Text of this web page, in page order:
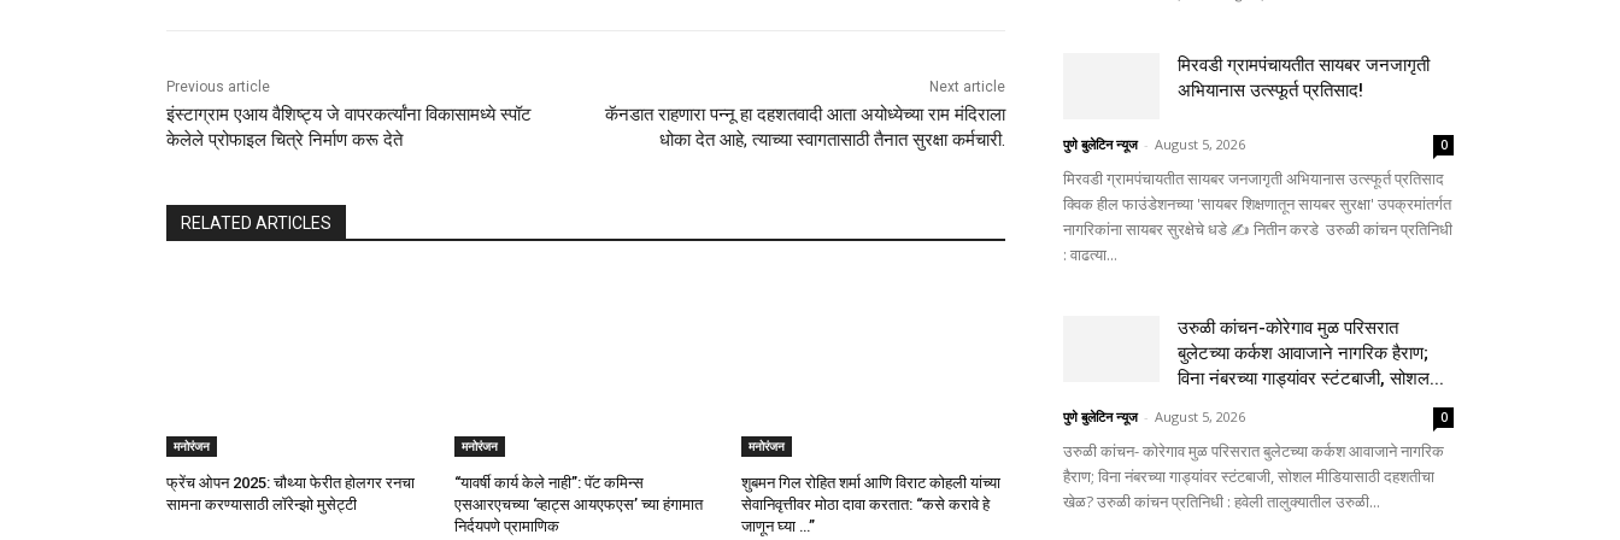
Previous article
इंस्टाग्राम एआय वैशिष्ट्य जे वापरकर्त्यांना विकासामध्ये स्पॉट
केलेले प्रोफाइल चित्रे निर्माण करू देते
Next article
कॅनडात राहणारा पन्नू हा दहशतवादी आता अयोध्येच्या राम मंदिराला
धोका देत आहे, त्याच्या स्वागतासाठी तैनात सुरक्षा कर्मचारी.
RELATED ARTICLES
मनोरंजन
फ्रेंच ओपन 2025: चौथ्या फेरीत होलगर रनचा
सामना करण्यासाठी लॉरेन्झो मुसेट्टी
मनोरंजन
“यावर्षी कार्य केले नाही”: पॅट कमिन्स
एसआरएचच्या ‘व्हाट्स आयएफएस’ च्या हंगामात
निर्दयपणे प्रामाणिक
मनोरंजन
शुबमन गिल रोहित शर्मा आणि विराट कोहली यांच्या
सेवानिवृत्तीवर मोठा दावा करतात: “कसे करावे हे
जाणून घ्या …”
मिरवडी ग्रामपंचायतीत सायबर जनजागृती
अभियानास उत्स्फूर्त प्रतिसाद!
पुणे बुलेटिन न्यूज - August 5, 2026 0
मिरवडी ग्रामपंचायतीत सायबर जनजागृती अभियानास उत्स्फूर्त प्रतिसाद
क्विक हील फाउंडेशनच्या 'सायबर शिक्षणातून सायबर सुरक्षा' उपक्रमांतर्गत
नागरिकांना सायबर सुरक्षेचे धडे ✍️ नितीन करडे उरुळी कांचन प्रतिनिधी
: वाढत्या...
उरुळी कांचन-कोरेगाव मुळ परिसरात
बुलेटच्या कर्कश आवाजाने नागरिक हैराण;
विना नंबरच्या गाड्यांवर स्टंटबाजी, सोशल...
पुणे बुलेटिन न्यूज - August 5, 2026 0
उरुळी कांचन- कोरेगाव मुळ परिसरात बुलेटच्या कर्कश आवाजाने नागरिक
हैराण; विना नंबरच्या गाड्यांवर स्टंटबाजी, सोशल मीडियासाठी दहशतीचा
खेळ? उरुळी कांचन प्रतिनिधी : हवेली तालुक्यातील उरुळी...